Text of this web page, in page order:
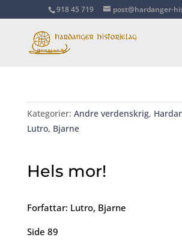
918 45 719 post@hardanger-
Kategorier: Andre verdenskrig,
Lutro, Bjarne
Hels mor!
Forfattar: Lutro, Bjarne
Side 89